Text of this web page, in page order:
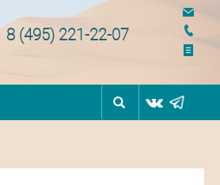
8 (495) 221-22-07